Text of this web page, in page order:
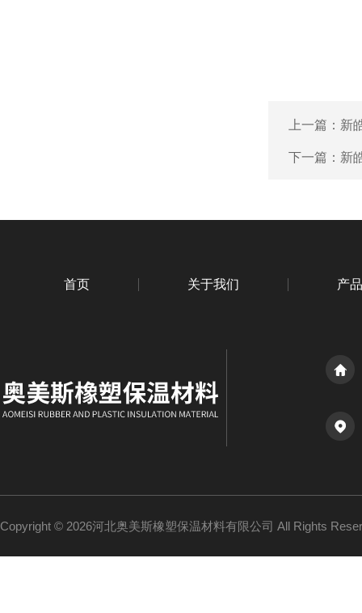
上一篇： 新
下一篇： 新
首页 关于我们 产
Copyright © 2026河北奥美斯橡塑保温材料有限公司 All Rights